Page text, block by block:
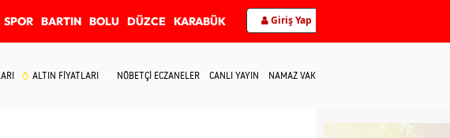
SPOR BARTIN BOLU DÜZCE KARABÜK Giriş Yap
ALTIN FİYATLARI NÖBETÇİ ECZANELER CANLI YAYIN NAMAZ VAKİTLERİ